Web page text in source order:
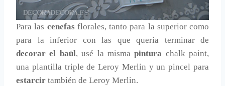
Para las cenefas florales, tanto para la superior como
para la inferior con las que quería terminar de
decorar el baúl, usé la mismapintura chalk paint,
una plantilla triple de Leroy Merlin y un pincel para
estarcir también de Leroy Merlin.